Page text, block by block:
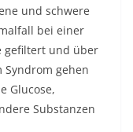
und schwere
bei einer
gefiltert und über
Syndrom gehen
Glucose,
Substanzen